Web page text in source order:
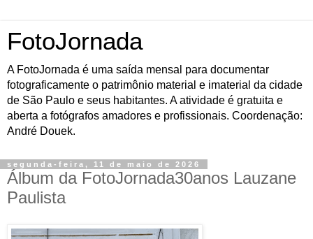
FotoJornada
A FotoJornada é uma saída mensal para documentar
fotograficamente o patrimônio material e imaterial da cidade
de São Paulo e seus habitantes. A atividade é gratuita e
aberta a fotógrafos amadores e profissionais. Coordenação:
André Douek.
segunda-feira, 11 de maio de 2026
Álbum da FotoJornada30anos Lauzane
Paulista